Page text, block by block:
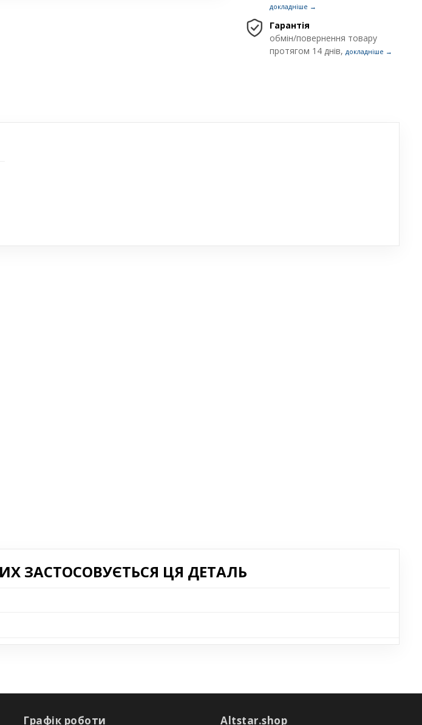
докладніше →
Гарантія
обмін/повернення товару
протягом 14 днів,докладніше →
ЗАСТОСОВУЄТЬСЯ ЦЯ ДЕТАЛЬ
Графік роботи Altstar.shop